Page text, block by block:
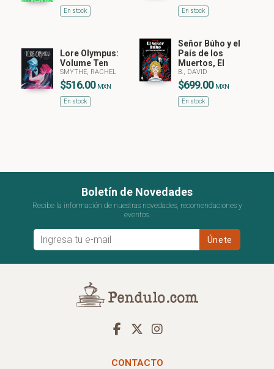
En stock En stock
Lore Olympus:
Volume Ten
SMYTHE, RACHEL
$516.00 MXN
En stock
Señor Búho y el
País de los
Muertos, El
B., DAVID
$699.00 MXN
En stock
Boletín de Novedades
Recibe la información de nuestras novedades, recomendaciones y
eventos.
CONTACTO